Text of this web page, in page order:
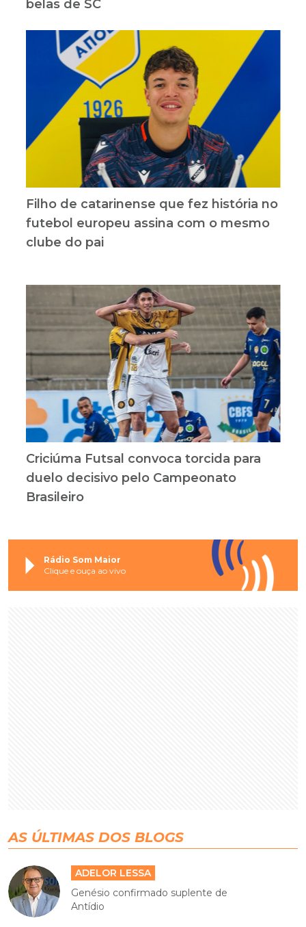
belas de SC
Filho de catarinense que fez história no
futebol europeu assina com o mesmo
clube do pai
Criciúma Futsal convoca torcida para
duelo decisivo pelo Campeonato
Brasileiro
Rádio Som Maior
Clique e ouça ao vivo
AS ÚLTIMAS DOS BLOGS
ADELOR LESSA
Genésio confirmado suplente de
Antídio